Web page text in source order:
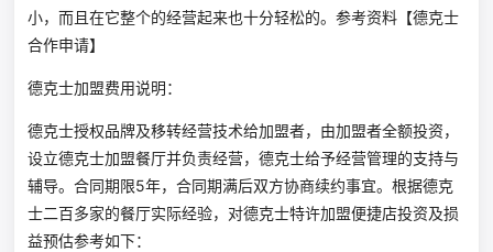
小，而且在它整个的经营起来也十分轻松的。参考资料【德克士
合作申请】
德克士加盟费用说明：
德克士授权品牌及移转经营技术给加盟者，由加盟者全额投资，
设立德克士加盟餐厅并负责经营，德克士给予经营管理的支持与
辅导。合同期限5年，合同期满后双方协商续约事宜。根据德克
士二百多家的餐厅实际经验，对德克士特许加盟便捷店投资及损
益预估参考如下：